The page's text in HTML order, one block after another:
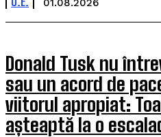
01.08.2026
Donald Tusk nu
sau un acord de
viitorul apropiat:
așteaptă la o